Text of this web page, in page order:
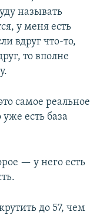
называть
у меня есть
вдруг что-то,
то вполне
самое реальное
есть база
— у него есть
до 57, чем